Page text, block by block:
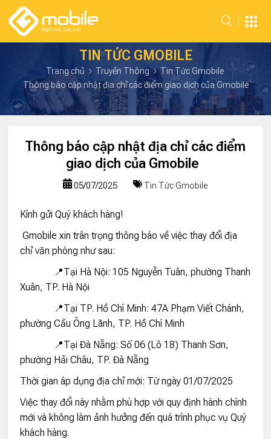
TIN TỨC GMOBILE
Trang chủ Truyền Thông
Tin Tức Gmobile
Thông báo cập nhật địa chỉ các điểm giao dịch của Gmobile
Thông báo cập nhật địa chỉ các điểm
giao dịch của Gmobile
05/07/2025 Tin Tức Gmobile
Kính gửi Quý khách hàng!
Gmobile xin trân trọng thông báo về việc thay đổi địa
chỉ văn phòng như sau:
📍Tại Hà Nội: 105 Nguyễn Tuân, phường Thanh
Xuân, TP. Hà Nội
📍Tại TP. Hồ Chí Minh: 47A Phạm Viết Chánh,
phường Cầu Ông Lãnh, TP. Hồ Chí Minh
📍Tại Đà Nẵng: Số 06 (Lô 18) Thanh Sơn,
phường Hải Châu, TP. Đà Nẵng
Thời gian áp dụng địa chỉ mới: Từ ngày 01/07/2025
Việc thay đổi này nhằm phù hợp với quy định hành chính
mới và không làm ảnh hưởng đến quá trình phục vụ Quý
khách hàng.